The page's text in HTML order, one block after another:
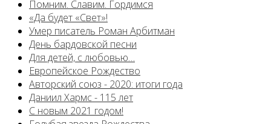
Помним. Славим. Гордимся
«Да будет «Свет»!
Умер писатель Роман Арбитман
День бардовской песни
Для детей, с любовью…
Европейскоe Рождество
Авторский союз - 2020: итоги года
Даниил Хармс - 115 лет
С новым 2021 годом!